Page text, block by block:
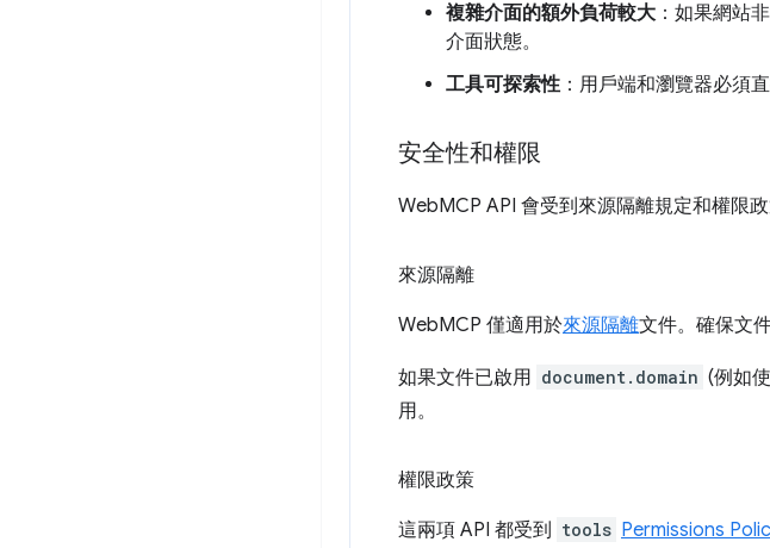
複雜介面的額外負荷較大：如果網站
介面狀態。
工具可探索性：用戶端和瀏覽器必須
安全性和權限
WebMCP API 會受到來源隔離規定和權限政
來源隔離
WebMCP 僅適用於來源隔離文件。確保文
如果文件已啟用 document.domain (例如
用。
權限政策
這兩項 API 都受到 tools Permissions